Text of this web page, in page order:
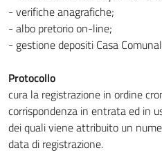
- verifiche anagrafiche;
- albo pretorio on-line;
- gestione depositi Casa
Protocollo
cura la registrazione in ordine
corrispondenza in entrata ed in
dei quali viene attribuito un
data di registrazione.